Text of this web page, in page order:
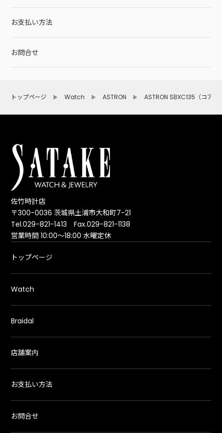
お支払い方法
お問合せ
トップページ Watch ASTRON ASTRON SBXC135（コア
佐竹時計店
〒300-0036 茨城県土浦市大和町7-21
Tel.029-821-1413 Fax.029-821-1138
営業時間 10:00～18:00 水曜定休
トップページ
Watch
Braidal
店舗案内
お支払い方法
お問合せ